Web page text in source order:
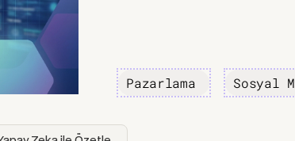
Pazarlama Sosyal